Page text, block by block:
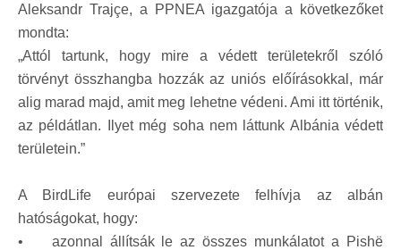
Aleksandr Trajçe, a PPNEA igazgatója a következőket
mondta:
„Attól tartunk, hogy mire a védett területekről szóló
törvényt összhangba hozzák az uniós előírásokkal, már
alig marad majd, amit meg lehetne védeni. Ami itt történik,
az példátlan. Ilyet még soha nem láttunk Albánia védett
területein.”
A BirdLife európai szervezete felhívja az albán
hatóságokat, hogy:
• azonnal állítsák le az összes munkálatot a Pishë